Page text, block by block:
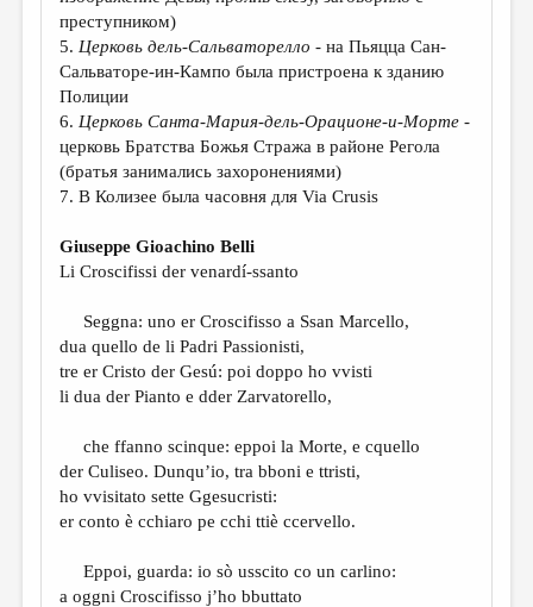
преступником)
5. Церковь дель-Сальваторелло - на Пьяцца Сан-
Сальваторе-ин-Кампо была пристроена к зданию
Полиции
6. Церковь Санта-Мария-дель-Орационе-и-Морте -
церковь Братства Божья Стража в районе Регола
(братья занимались захоронениями)
7. В Колизее была часовня для Via Crusis
Giuseppe Gioachino Belli
Li Croscifissi der venardí-ssanto
Seggna: uno er Croscifisso a Ssan Marcello,
dua quello de li Padri Passionisti,
tre er Cristo der Gesú: poi doppo ho vvisti
li dua der Pianto e dder Zarvatorello,
che ffanno scinque: eppoi la Morte, e cquello
der Culiseo. Dunqu’io, tra bboni e ttristi,
ho vvisitato sette Ggesucristi:
er conto è cchiaro pe cchi ttiè ccervello.
Eppoi, guarda: io sò usscito co un carlino:
a oggni Croscifisso j’ho bbuttato